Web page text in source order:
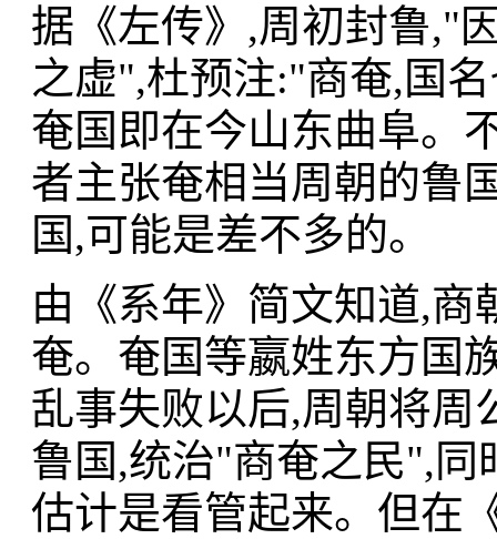
据《左传》,周初封鲁,"
之虚",杜预注:"商奄,国
奄国即在今山东曲阜。
者主张奄相当周朝的鲁
国,可能是差不多的。
由《系年》简文知道,商
奄。奄国等嬴姓东方国
乱事失败以后,周朝将周
鲁国,统治"商奄之民",同
估计是看管起来。但在